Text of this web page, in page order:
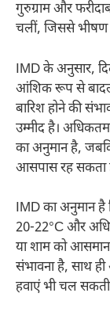
गुरुग्राम और
चलीं, जिससे भीषण
IMD के अनुसार,
आंशिक रूप से
बारिश होने की
उम्मीद है।
का अनुमान है,
आसपास रह सकता
IMD का अनुमान है
20-22°C और
या शाम को
संभावना है, साथ
हवाएं भी चल